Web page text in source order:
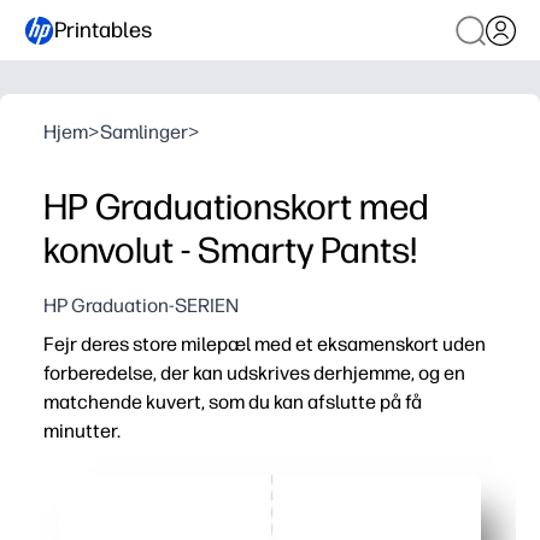
Printables
Hjem>Samlinger>
HP Graduationskort med
konvolut - Smarty Pants!
HP Graduation-SERIEN
Fejr deres store milepæl med et eksamenskort uden
forberedelse, der kan udskrives derhjemme, og en
matchende kuvert, som du kan afslutte på få
minutter.
Klar på få minutter - du skal bare udskrive, klippe og
Matchende kuvert inkluderet - du får et poleret,